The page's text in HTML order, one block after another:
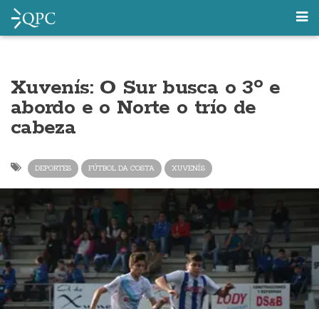
Xuvenís: O Sur busca o 3º e
abordo e o Norte o trío de
cabeza
DEPORTES FÚTBOL DA COSTA XUVENÍS